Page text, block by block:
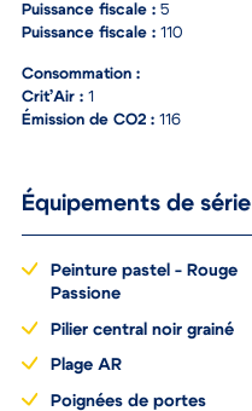
Puissance fiscale : 5
Puissance fiscale : 110
Consommation :
Crit’Air : 1
Émission de CO2 : 116
Équipements de série
Peinture pastel - Rouge
Passione
Pilier central noir grainé
Plage AR
Poignées de portes